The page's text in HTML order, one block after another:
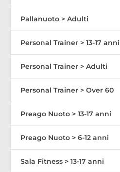
Pallanuoto > Adulti
Personal Trainer > 13-17 anni
Personal Trainer > Adulti
Personal Trainer > Over 60
Preago Nuoto > 13-17 anni
Preago Nuoto > 6-12 anni
Sala Fitness > 13-17 anni